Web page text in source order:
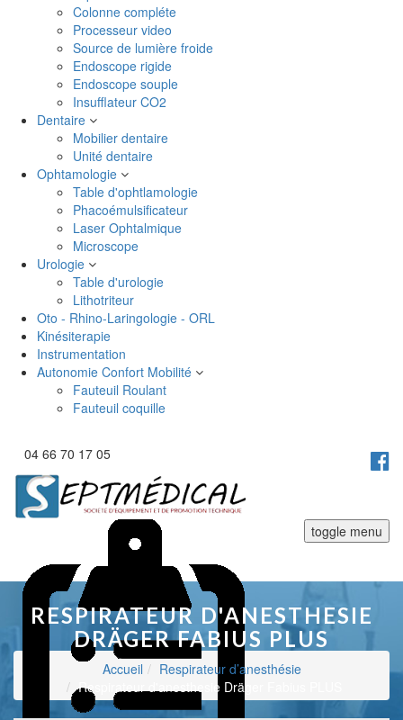
Colonne compléte
Processeur video
Source de lumière froide
Endoscope rigide
Endoscope souple
Insufflateur CO2
Dentaire
Mobilier dentaire
Unité dentaire
Ophtamologie
Table d'ophtlamologie
Phacoémulsificateur
Laser Ophtalmique
Microscope
Urologie
Table d'urologie
Lithotriteur
Oto - Rhino-Laringologie - ORL
Kinésiterapie
Instrumentation
Autonomie Confort Mobilité
Fauteuil Roulant
Fauteuil coquille
04 66 70 17 05
toggle menu
RESPIRATEUR D'ANESTHESIE
DRÄGER FABIUS PLUS
Accueil
Respirateur d’anesthésie
Respirateur d'anesthesie Dräger Fabius PLUS